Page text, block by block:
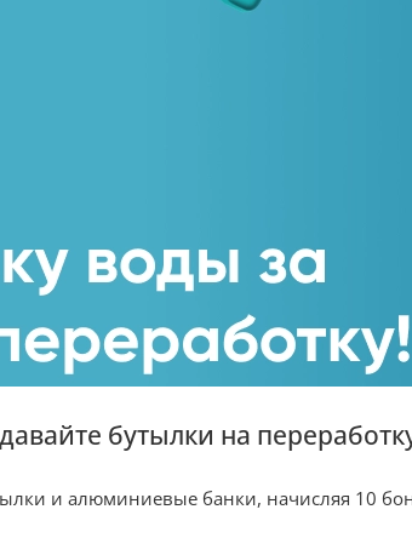
бутылки на
и алюминиевые банки, начисляя 10